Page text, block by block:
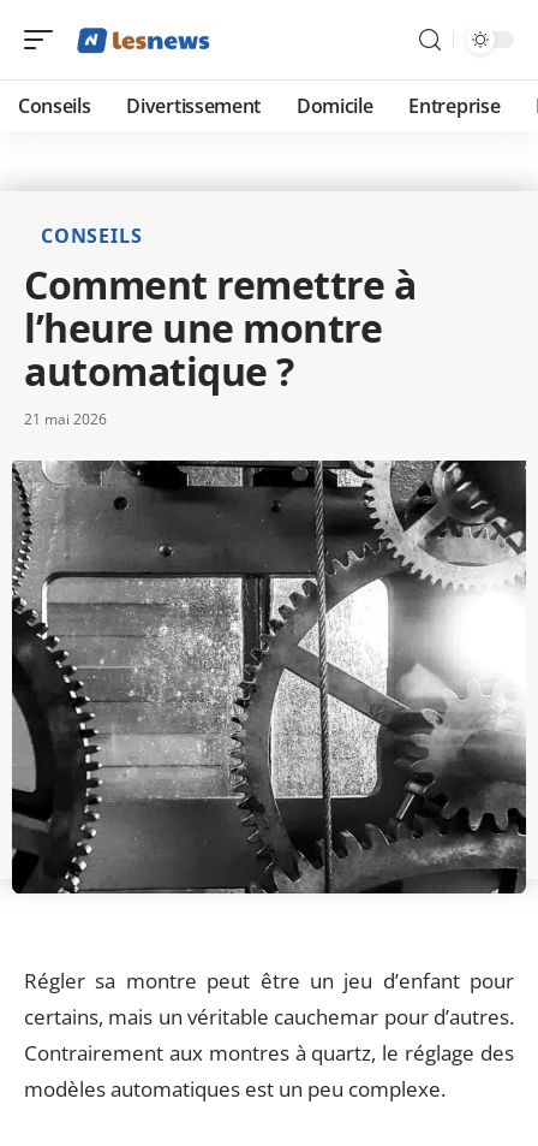
Conseils Divertissement Domicile Entreprise
CONSEILS
Comment remettre à
l’heure une montre
automatique ?
21 mai 2026
Régler sa montre peut être un jeu d’enfant pour
certains, mais un véritable cauchemar pour d’autres.
Contrairement aux montres à quartz, le réglage des
modèles automatiques est un peu complexe.